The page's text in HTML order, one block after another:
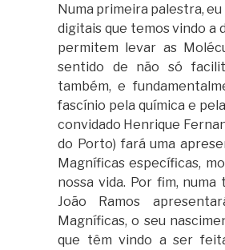
Numa primeira palestra,
digitais que temos vindo a
permitem levar as
sentido de não só
também, e
fascínio pela química e
convidado Henrique
do Porto) fará uma
Magníficas específicas,
nossa vida. Por fim,
João Ramos
Magníficas, o seu
que têm vindo a ser